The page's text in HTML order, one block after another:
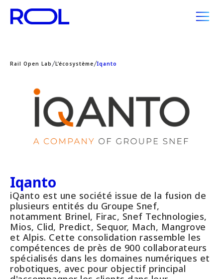
Rail Open Lab L’écosystème Iqanto
Iqanto
iQanto est une société issue de la fusion de
plusieurs entités du Groupe Snef,
notamment Brinel, Firac, Snef Technologies,
Mios, Clid, Predict, Sequor, Mach, Mangrove
et Alpis. Cette consolidation rassemble les
compétences de près de 900 collaborateurs
spécialisés dans les domaines numériques et
robotiques, avec pour objectif principal